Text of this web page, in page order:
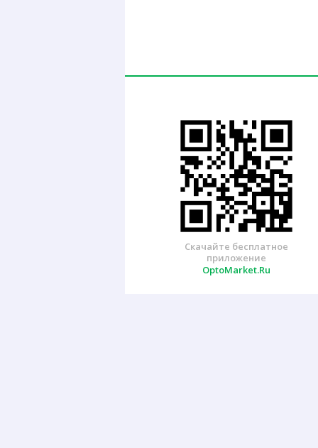
Скачайте бесплатное
приложение
OptoMarket.Ru